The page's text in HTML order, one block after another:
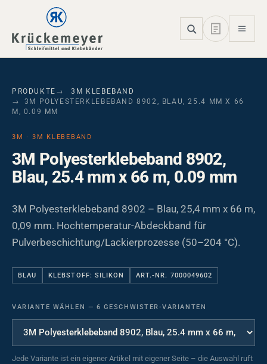
Skip to main navigation
Skip to main content
Skip to page footer
PRODUKTE
3M KLEBEBAND
3M POLYESTERKLEBEBAND 8902, BLAU, 25.4 MM X 66
M, 0.09 MM
3M · 3M KLEBEBAND
3M Polyesterklebeband 8902,
Blau, 25.4 mm x 66 m, 0.09 mm
3M Polyesterklebeband 8902 – Blau, 25,4 mm x 66 m,
0,09 mm. Hochtemperatur-Abdeckband für
Pulverbeschichtung/Lackierprozesse (50–204 °C).
BLAU KLEBSTOFF: SILIKON ART.-NR. 7000049602
VARIANTE WÄHLEN — 6 GESCHWISTER-VARIANTEN
Jede Variante ist ein eigener Artikel mit eigener Seite – die Auswahl ruft